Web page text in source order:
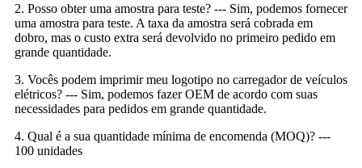
2. Posso obter uma amostra para teste? --- Sim, podemos fornecer
uma amostra para teste. A taxa da amostra será cobrada em
dobro, mas o custo extra será devolvido no primeiro pedido em
grande quantidade.
3. Vocês podem imprimir meu logotipo no carregador de veículos
elétricos? --- Sim, podemos fazer OEM de acordo com suas
necessidades para pedidos em grande quantidade.
4. Qual é a sua quantidade mínima de encomenda (MOQ)? ---
100 unidades